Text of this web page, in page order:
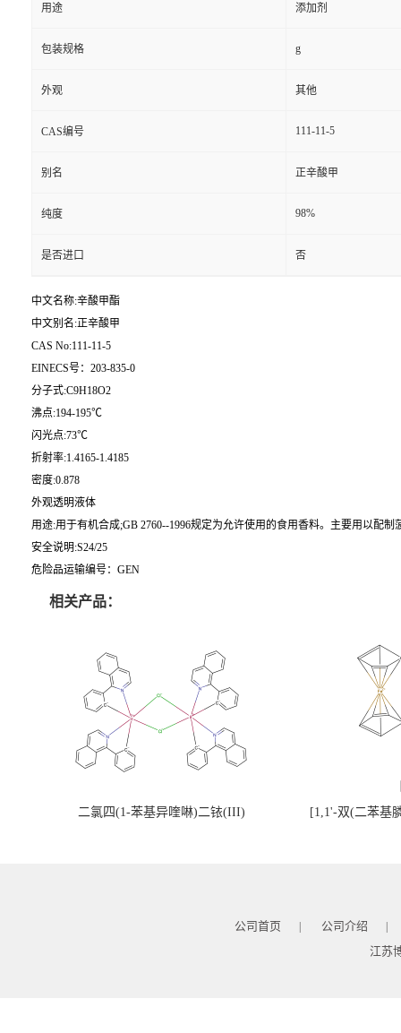
用途 添加剂
包装规格 g
外观 其他
CAS编号 111-11-5
别名 正辛酸甲
纯度 98%
是否进口 否
中文名称:辛酸甲酯
中文别名:正辛酸甲
CAS No:111-11-5
EINECS号：203-835-0
分子式:C9H18O2
沸点:194-195℃
闪光点:73℃
折射率:1.4165-1.4185
密度:0.878
外观透明液体
用途:用于有机合成;GB 2760--1996规定为允许使用的食用香料。主要用以配
安全说明:S24/25
危险品运输编号：GEN
相关产品：
二氯四(1-苯基异喹啉)二铱(III) [1,1'-双(二苯基
公司首页 | 公司介绍 |
江苏